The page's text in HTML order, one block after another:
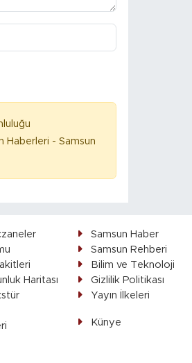
Haberleri - Samsun
Haritası
Samsun Haber
Samsun Rehberi
Bilim ve Teknoloji
Gizlilik Politikası
Yayın İlkeleri
Künye